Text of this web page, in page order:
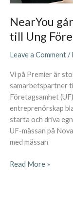
NearYou
till Ung
Leave a Comment/
Vi på Premier är
samarbetspartner
Företagsamhet
entreprenörskap
starta och driva
UF-mässan på
med mässan
Read More »